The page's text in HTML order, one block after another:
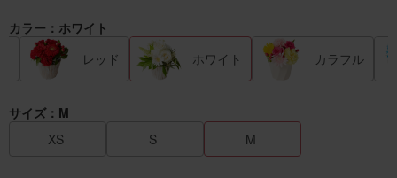
カラー：ホワイト
レッド ホワイト カラフル
サイズ：M
XS
S M